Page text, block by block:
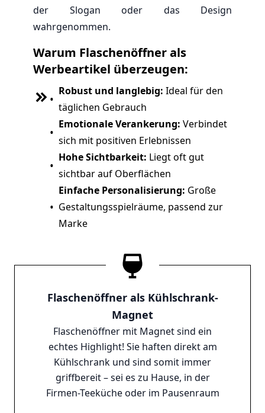
der Slogan oder das Design
wahrgenommen.
Warum Flaschenöffner als
Werbeartikel überzeugen:
•
Robust und langlebig: Ideal für den
täglichen Gebrauch
•
Emotionale Verankerung: Verbindet
sich mit positiven Erlebnissen
•
Hohe Sichtbarkeit: Liegt oft gut
sichtbar auf Oberflächen
•
Einfache Personalisierung: Große
Gestaltungsspielräume, passend zur
Marke
Flaschenöffner als Kühlschrank-
Magnet
Flaschenöffner mit Magnet sind ein
echtes Highlight! Sie haften direkt am
Kühlschrank und sind somit immer
griffbereit – sei es zu Hause, in der
Firmen-Teeküche oder im Pausenraum